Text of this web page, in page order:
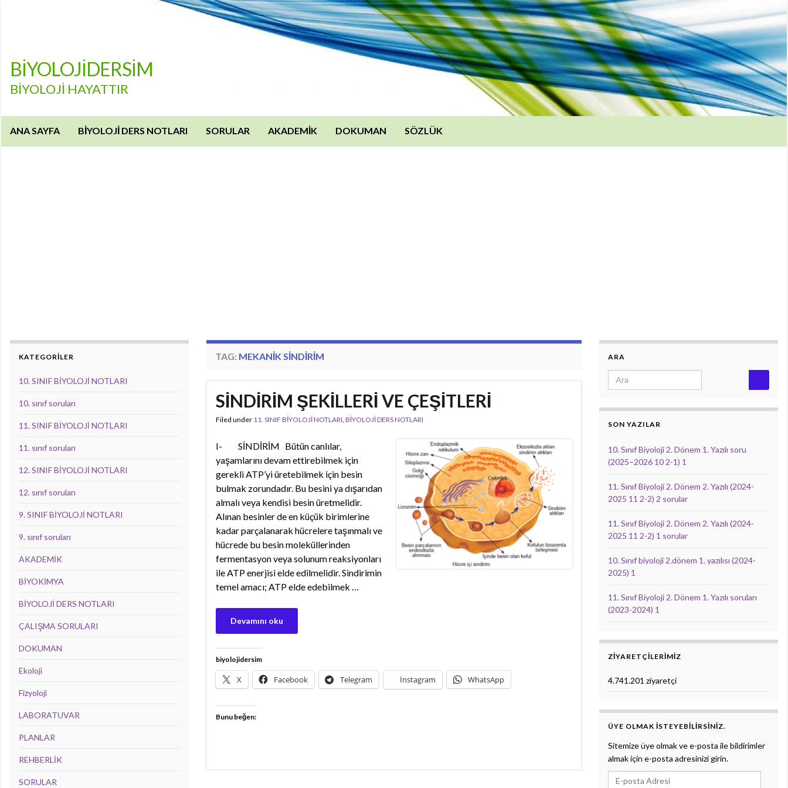
BİYOLOJİDERSİM
BİYOLOJİ HAYATTIR
ANA SAYFA BİYOLOJİ DERS NOTLARI SORULAR AKADEMİK DOKUMAN SÖZLÜK
TAG: MEKANIK SINDIRIM
SİNDİRİM ŞEKİLLERİ VE ÇEŞİTLERİ
Filed under 11. SINIF BİYOLOJİ NOTLARI BİYOLOJİ DERS NOTLARI
I- SİNDİRİM Bütün canlılar,
yaşamlarını devam ettirebilmek için
gerekli ATP’yi üretebilmek için besin
bulmak zorundadır. Bu besini ya dışarıdan
almalı veya kendisi besin üretmelidir.
Alınan besinler de en küçük birimlerine
kadar parçalanarak hücrelere taşınmalı ve
hücrede bu besin moleküllerinden
fermentasyon veya solunum reaksiyonları
ile ATP enerjisi elde edilmelidir. Sindirimin
temel amacı; ATP elde edebilmek …
Devamını oku
biyolojidersim
X Facebook Telegram İnstagram WhatsApp
Bunu beğen:
KATEGORİLER
10. SINIF BİYOLOJİ NOTLARI
10. sınıf soruları
11. SINIF BİYOLOJİ NOTLARI
11. sınıf soruları
12. SINIF BİYOLOJİ NOTLARI
12. sınıf soruları
9. SINIF BİYOLOJİ NOTLARI
9. sınıf soruları
AKADEMİK
BİYOKİMYA
BİYOLOJİ DERS NOTLARI
ÇALIŞMA SORULARI
DOKUMAN
Ekoloji
Fizyoloji
LABORATUVAR
PLANLAR
REHBERLİK
SORULAR
ARA
Search for:
SON YAZILAR
10. Sınıf Biyoloji 2. Dönem 1. Yazılı soru
(2025–2026 10 2-1) 1
11. Sınıf Biyoloji 2. Dönem 2. Yazılı (2024-
2025 11 2-2) 2 sorular
11. Sınıf Biyoloji 2. Dönem 2. Yazılı (2024-
2025 11 2-2) 1 sorular
10. Sınıf biyoloji 2.dönem 1. yazılısı (2024-
2025) 1
11. Sınıf Biyoloji 2. Dönem 1. Yazılı soruları
(2023-2024) 1
ZIYARETÇILERIMIZ
4.741.201 ziyaretçi
ÜYE OLMAK ISTEYEBILIRSINIZ.
Sitemize üye olmak ve e-posta ile bildirimler
almak için e-posta adresinizi girin.
E-posta Adresi